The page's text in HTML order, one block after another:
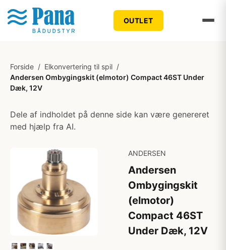
OUTLET
Forside / Elkonvertering til spil /
Andersen Ombygingskit (elmotor) Compact 46ST Under
Dæk, 12V
Dele af indholdet på denne side kan være genereret
med hjælp fra AI.
ANDERSEN
Andersen
Ombygingskit
(elmotor)
Compact 46ST
Under Dæk, 12V